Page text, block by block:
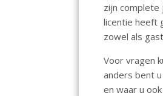
zijn complete
licentie heeft
zowel als
Voor vragen
anders bent
en waar u